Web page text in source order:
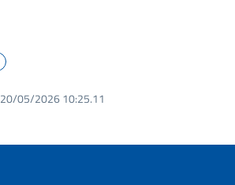
20/05/2026 10:25.11